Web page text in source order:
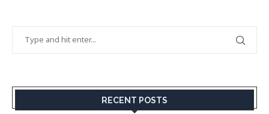
RECENT POSTS